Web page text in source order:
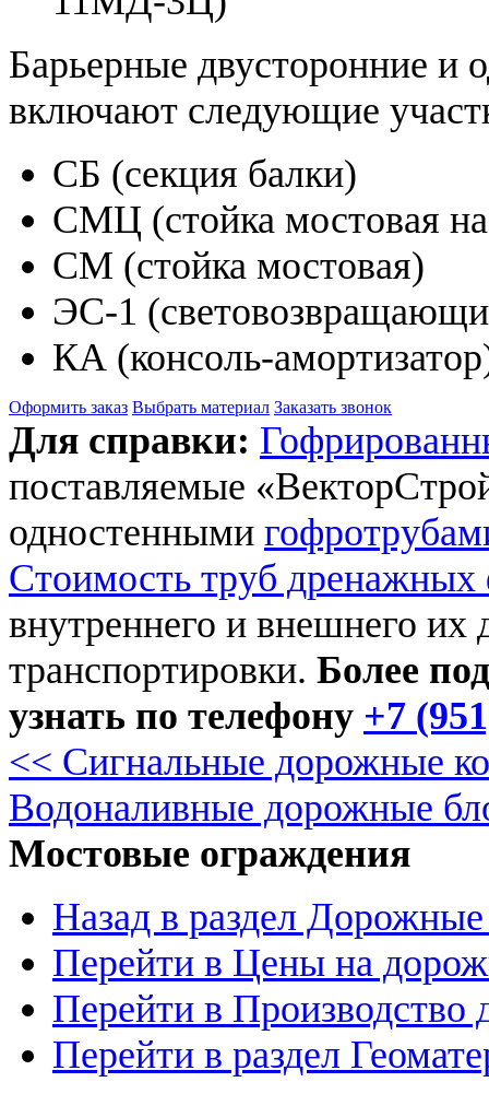
Барьерные двусторонние и
включают следующие
СБ (секция балки)
СМЦ (стойка мостовая
СМ (стойка мостовая)
ЭС-1
КА (консоль-
Оформить заказ Выбрать материал Заказать звонок
Для справки:
поставляемые
одностенными
Стоимость труб дренажных
внутреннего и внешнего
транспортировки. Более
узнать по телефону +7
<< Сигнальные дорожные
Водоналивные дорожные
Мостовые ограждения
Назад в раздел
Перейти в Цены на
Перейти в
Перейти в раздел